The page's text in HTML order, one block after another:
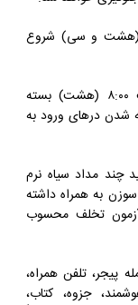
آزمون از ساعت‌ ۸:۳۰ صبح (هشت و سی) شروع
۳-درب ورودی حوزه‌های امتحانی رأس‌ ساعت‌ ۸:۰۰ (هشت) بسته
شدن درهای ورود به
چند مداد سیاه نرم
به همراه داشته
تخلف محسوب
پیجر، تلفن همراه،
جزوه، کتاب،